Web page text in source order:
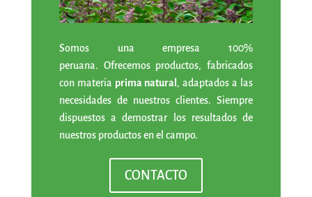
Somos una empresa 100%
peruana. Ofrecemos productos, fabricados
con materia prima natural , adaptados a las
necesidades de nuestros clientes. Siempre
dispuestos a demostrar los resultados de
nuestros productos en el campo.
CONTACTO